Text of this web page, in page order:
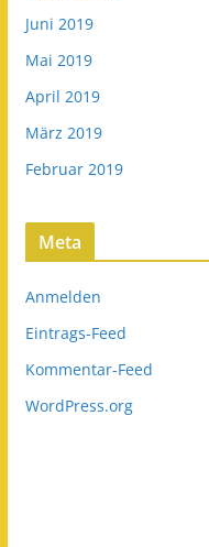
Juni 2019
Mai 2019
April 2019
März 2019
Februar 2019
Meta
Anmelden
Eintrags-Feed
Kommentar-Feed
WordPress.org